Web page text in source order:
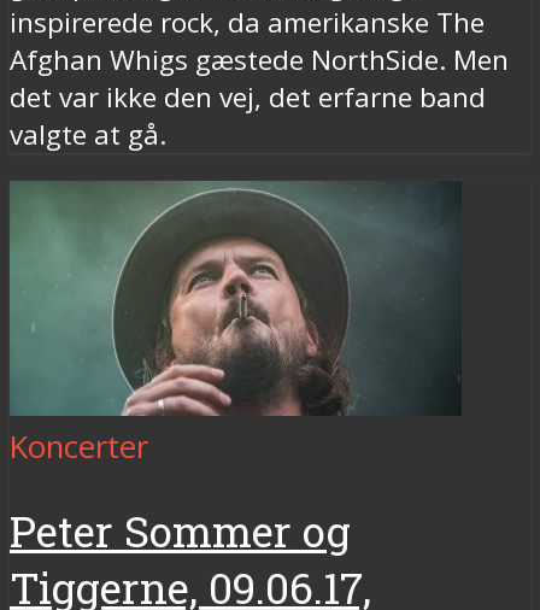
inspirerede rock, da amerikanske The
Afghan Whigs gæstede NorthSide. Men
det var ikke den vej, det erfarne band
valgte at gå.
Koncerter
Peter Sommer og
Tiggerne, 09.06.17,